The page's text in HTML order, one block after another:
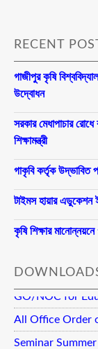
RECENT
গাজীপুর কৃষি
উদ্বোধন
সরকার মেধাপাচার
শিক্ষামন্ত্রী
গাকৃবি কর্তৃক উদ্ভাবিত
টাইমস হায়ার এডুকেশন
কৃষি শিক্ষার
GO/NOC for
All Office Order
Seminar